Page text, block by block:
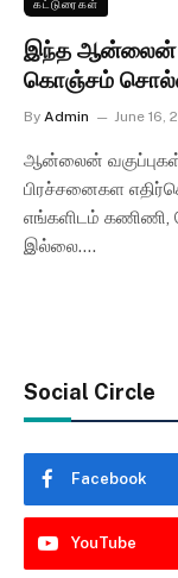
கட்டுரைகள்
இந்த ஆன்லைன்
கொஞ்சம்
By Admin June 16,
ஆன்லைன்
பிரச்சனைகள
எங்களிடம்
இல்லை.…
Social Circle
Facebook
YouTube